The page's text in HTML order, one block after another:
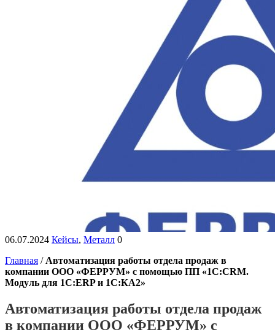
06.07.2024 Кейсы, Металл 0
Главная / Автоматизация работы отдела продаж в
компании ООО «ФЕРРУМ» с помощью ПП «1С:CRM.
Модуль для 1С:ERP и 1С:КА2»
Автоматизация работы отдела продаж
в компании ООО «ФЕРРУМ» с